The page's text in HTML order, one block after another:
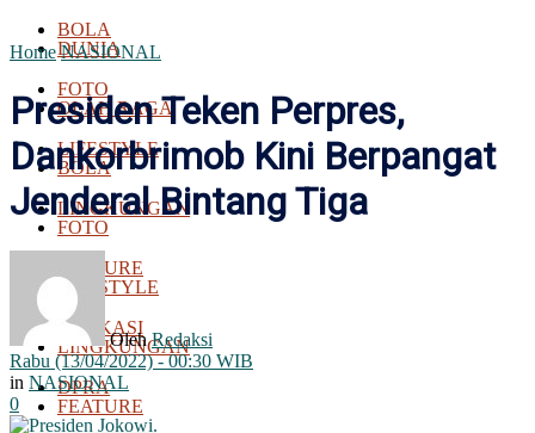
BOLA
FOTO
LIFESTYLE
LINGKUNGAN
FEATURE
EDUKASI
DPRA
DUNIA
OLAH RAGA
BOLA
FOTO
LIFESTYLE
LINGKUNGAN
FEATURE
Home NASIONAL
Presiden Teken Perpres,
Dankorbrimob Kini Berpangat
Jenderal Bintang Tiga
Oleh Redaksi
Rabu (13/04/2022) - 00:30 WIB
in NASIONAL
0